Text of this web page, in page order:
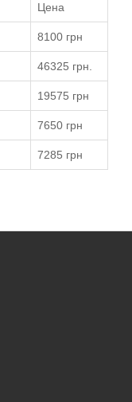
Цена
8100 грн
46325 грн.
19575 грн
7650 грн
7285 грн